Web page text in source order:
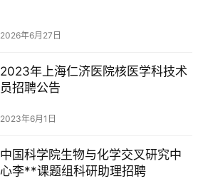
2026年6月27日
2023年上海仁济医院核医学科技术
员招聘公告
2023年6月1日
中国科学院生物与化学交叉研究中
心李**课题组科研助理招聘